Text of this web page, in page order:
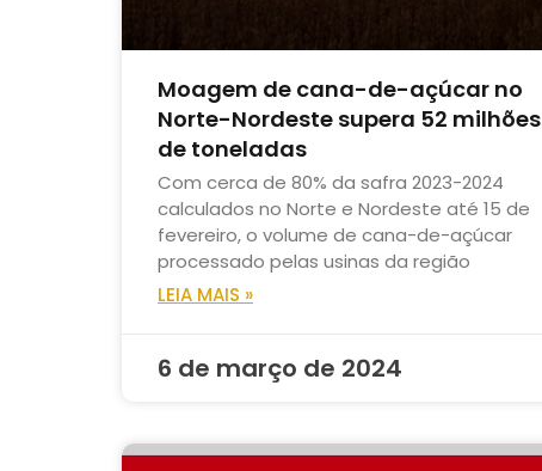
Moagem de cana-de-açúcar no
Norte-Nordeste supera 52 milhões
de toneladas
Com cerca de 80% da safra 2023-2024
calculados no Norte e Nordeste até 15 de
fevereiro, o volume de cana-de-açúcar
processado pelas usinas da região
LEIA MAIS »
6 de março de 2024